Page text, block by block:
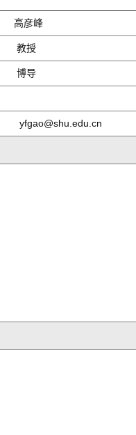
高彦峰
教授
博导
yfgao@shu.edu.cn